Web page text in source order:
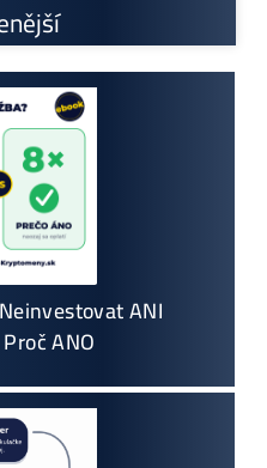
- podpora, pomoc s výb
které krypto se vyplatí,
minerů od nás
Proč Nakupovat u Nás -
ZDE